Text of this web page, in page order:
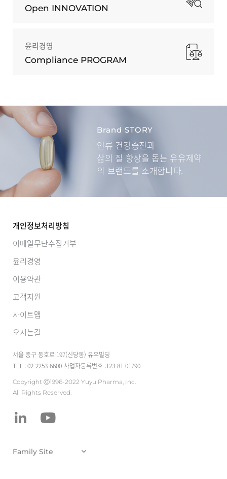
Open INNOVATION
윤리경영
Compliance PROGRAM
Brand STORY
인류 건강증진과
삶의 질 향상을 돕는 유유제약
의 브랜드를 소개합니다.
개인정보처리방침
이메일무단수집거부
윤리경영
이용약관
고객지원
사이트맵
오시는길
서울 중구 동호로 197(신당동) 유유빌딩
TEL : 02-2253-6600 사업자등록번호 :123-81-01790
Copyright Ⓒ1996-2022 Yuyu Pharma, Inc.
All Rights Reserved.
유유테이진메디
케어